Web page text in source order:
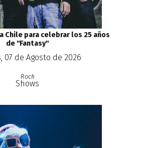
Chile para celebrar los 25 años
de ''Fantasy''
07 de Agosto de 2026
Rock
Shows